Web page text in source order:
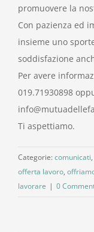
promuovere la
Con pazienza ed
insieme uno
soddisfazione
Per avere
019.71930898
Ti aspettiamo.
Categorie: comunicati,
offerta lavoro,
lavorare | 0